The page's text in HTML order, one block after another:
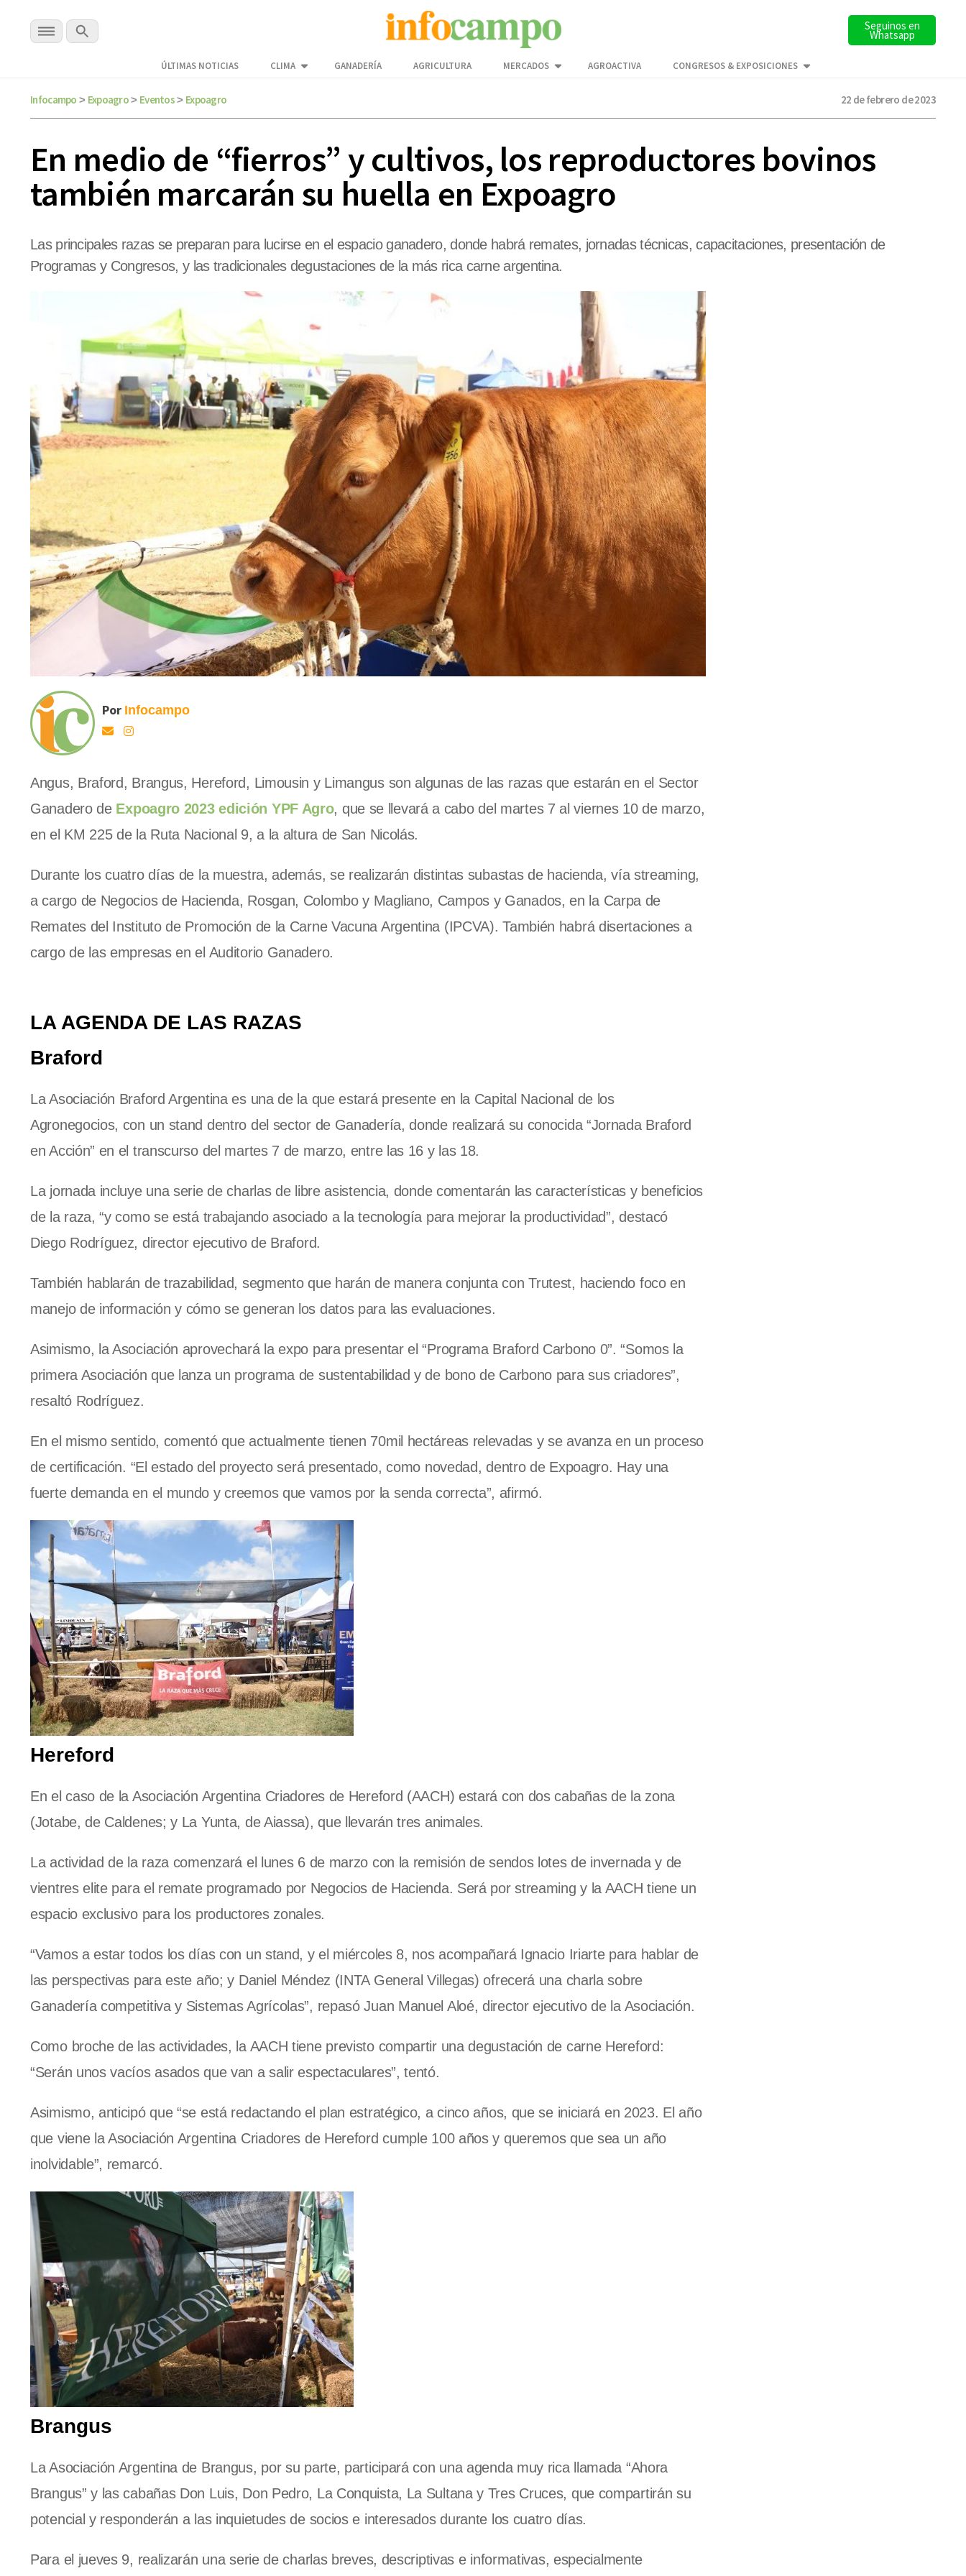
Seguinos en
Whatsapp
ÚLTIMAS NOTICIAS CLIMA GANADERÍA AGRICULTURA MERCADOS AGROACTIVA CONGRESOS & EXPOSICIONES
Infocampo > Expoagro> Eventos> Expoagro 22 de febrero de 2023
En medio de “fierros” y cultivos, los reproductores bovinos
también marcarán su huella en Expoagro
Las principales razas se preparan para lucirse en el espacio ganadero, donde habrá remates, jornadas técnicas, capacitaciones, presentación de
Programas y Congresos, y las tradicionales degustaciones de la más rica carne argentina.
Por Infocampo
Angus, Braford, Brangus, Hereford, Limousin y Limangus son algunas de las razas que estarán en el Sector
Ganadero de Expoagro 2023 edición YPF Agro, que se llevará a cabo del martes 7 al viernes 10 de marzo,
en el KM 225 de la Ruta Nacional 9, a la altura de San Nicolás.
Durante los cuatro días de la muestra, además, se realizarán distintas subastas de hacienda, vía streaming,
a cargo de Negocios de Hacienda, Rosgan, Colombo y Magliano, Campos y Ganados, en la Carpa de
Remates del Instituto de Promoción de la Carne Vacuna Argentina (IPCVA). También habrá disertaciones a
cargo de las empresas en el Auditorio Ganadero.
LA AGENDA DE LAS RAZAS
Braford
La Asociación Braford Argentina es una de la que estará presente en la Capital Nacional de los
Agronegocios, con un stand dentro del sector de Ganadería, donde realizará su conocida “Jornada Braford
en Acción” en el transcurso del martes 7 de marzo, entre las 16 y las 18.
La jornada incluye una serie de charlas de libre asistencia, donde comentarán las características y beneficios
de la raza, “y como se está trabajando asociado a la tecnología para mejorar la productividad”, destacó
Diego Rodríguez, director ejecutivo de Braford.
También hablarán de trazabilidad, segmento que harán de manera conjunta con Trutest, haciendo foco en
manejo de información y cómo se generan los datos para las evaluaciones.
Asimismo, la Asociación aprovechará la expo para presentar el “Programa Braford Carbono 0”. “Somos la
primera Asociación que lanza un programa de sustentabilidad y de bono de Carbono para sus criadores”,
resaltó Rodríguez.
En el mismo sentido, comentó que actualmente tienen 70mil hectáreas relevadas y se avanza en un proceso
de certificación. “El estado del proyecto será presentado, como novedad, dentro de Expoagro. Hay una
fuerte demanda en el mundo y creemos que vamos por la senda correcta”, afirmó.
Hereford
En el caso de la Asociación Argentina Criadores de Hereford (AACH) estará con dos cabañas de la zona
(Jotabe, de Caldenes; y La Yunta, de Aiassa), que llevarán tres animales.
La actividad de la raza comenzará el lunes 6 de marzo con la remisión de sendos lotes de invernada y de
vientres elite para el remate programado por Negocios de Hacienda. Será por streaming y la AACH tiene un
espacio exclusivo para los productores zonales.
“Vamos a estar todos los días con un stand, y el miércoles 8, nos acompañará Ignacio Iriarte para hablar de
las perspectivas para este año; y Daniel Méndez (INTA General Villegas) ofrecerá una charla sobre
Ganadería competitiva y Sistemas Agrícolas”, repasó Juan Manuel Aloé, director ejecutivo de la Asociación.
Como broche de las actividades, la AACH tiene previsto compartir una degustación de carne Hereford:
“Serán unos vacíos asados que van a salir espectaculares”, tentó.
Asimismo, anticipó que “se está redactando el plan estratégico, a cinco años, que se iniciará en 2023. El año
que viene la Asociación Argentina Criadores de Hereford cumple 100 años y queremos que sea un año
inolvidable”, remarcó.
Brangus
La Asociación Argentina de Brangus, por su parte, participará con una agenda muy rica llamada “Ahora
Brangus” y las cabañas Don Luis, Don Pedro, La Conquista, La Sultana y Tres Cruces, que compartirán su
potencial y responderán a las inquietudes de socios e interesados durante los cuatro días.
Para el jueves 9, realizarán una serie de charlas breves, descriptivas e informativas, especialmente